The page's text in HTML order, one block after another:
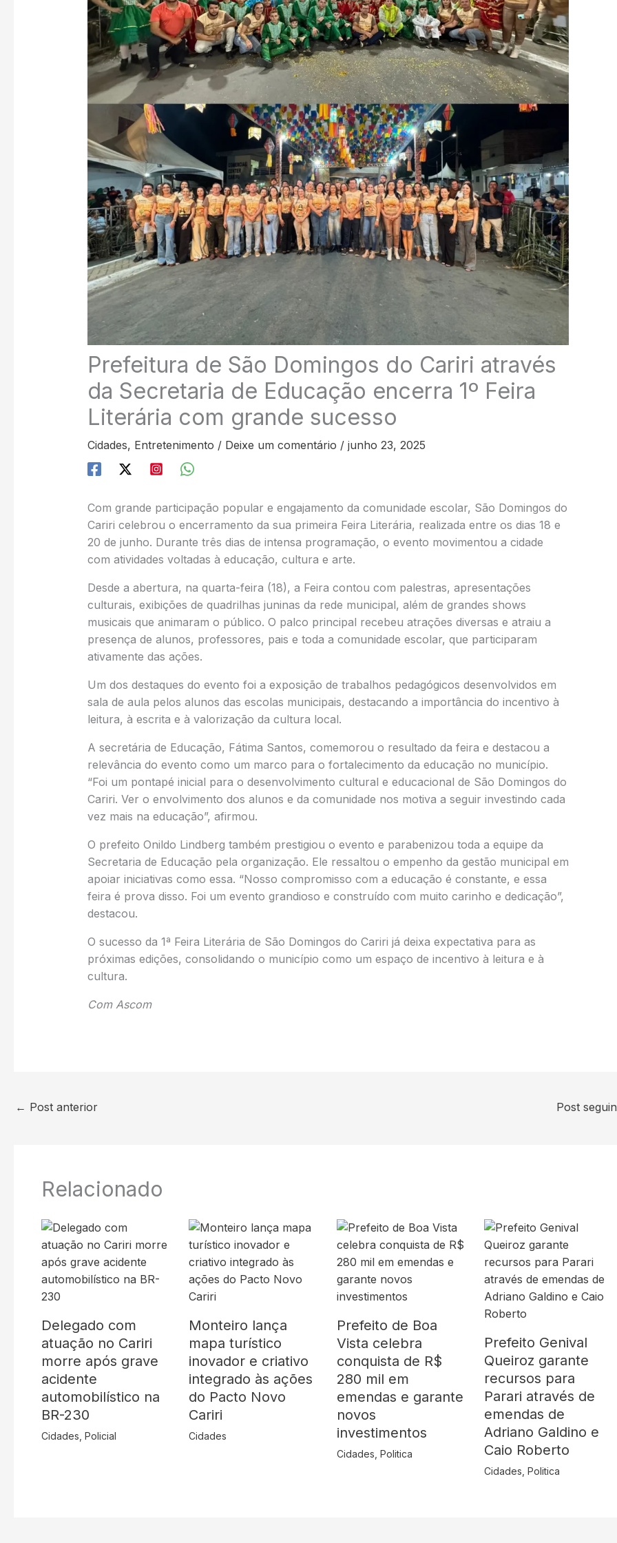
Prefeitura de São Domingos do Cariri através
da Secretaria de Educação encerra 1º Feira
Literária com grande sucesso
Cidades, Entretenimento / Deixe um comentário / junho 23, 2025
Com grande participação popular e engajamento da comunidade escolar, São Domingos do
Cariri celebrou o encerramento da sua primeira Feira Literária, realizada entre os dias 18 e
20 de junho. Durante três dias de intensa programação, o evento movimentou a cidade
com atividades voltadas à educação, cultura e arte.
Desde a abertura, na quarta-feira (18), a Feira contou com palestras, apresentações
culturais, exibições de quadrilhas juninas da rede municipal, além de grandes shows
musicais que animaram o público. O palco principal recebeu atrações diversas e atraiu a
presença de alunos, professores, pais e toda a comunidade escolar, que participaram
ativamente das ações.
Um dos destaques do evento foi a exposição de trabalhos pedagógicos desenvolvidos em
sala de aula pelos alunos das escolas municipais, destacando a importância do incentivo à
leitura, à escrita e à valorização da cultura local.
A secretária de Educação, Fátima Santos, comemorou o resultado da feira e destacou a
relevância do evento como um marco para o fortalecimento da educação no município.
“Foi um pontapé inicial para o desenvolvimento cultural e educacional de São Domingos do
Cariri. Ver o envolvimento dos alunos e da comunidade nos motiva a seguir investindo cada
vez mais na educação”, afirmou.
O prefeito Onildo Lindberg também prestigiou o evento e parabenizou toda a equipe da
Secretaria de Educação pela organização. Ele ressaltou o empenho da gestão municipal em
apoiar iniciativas como essa. “Nosso compromisso com a educação é constante, e essa
feira é prova disso. Foi um evento grandioso e construído com muito carinho e dedicação”,
destacou.
O sucesso da 1ª Feira Literária de São Domingos do Cariri já deixa expectativa para as
próximas edições, consolidando o município como um espaço de incentivo à leitura e à
cultura.
Com Ascom
← Post anterior Post
Relacionado
Delegado com
atuação no Cariri
morre após grave
acidente
automobilístico na
BR-230
Cidades Policial
Monteiro lança
mapa turístico
inovador e criativo
integrado às ações
do Pacto Novo
Cariri
Cidades
Prefeito de Boa
Vista celebra
conquista de R$
280 mil em
emendas e garante
novos
investimentos
Cidades Politica
Prefeito Genival
Queiroz garante
recursos para
Parari através de
emendas de
Adriano Galdino e
Caio Roberto
Cidades ,Politica